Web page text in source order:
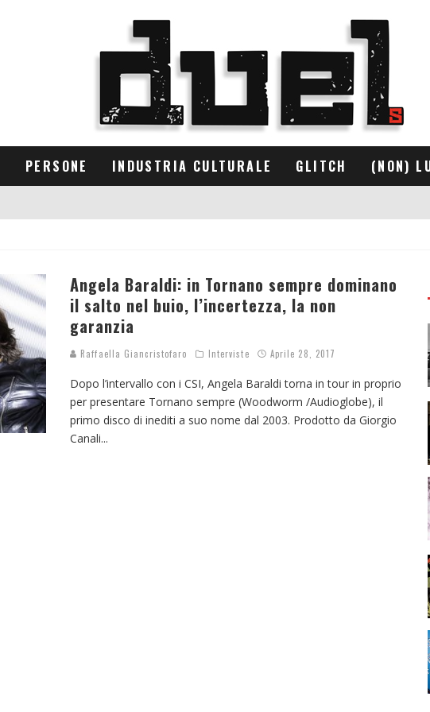
PERSONE INDUSTRIA CULTURALE GLITCH (NON)
Angela Baraldi: in Tornano sempre dominano
il salto nel buio, l’incertezza, la non
garanzia
Raffaella Giancristofaro Interviste Aprile 28, 2017
Dopo l’intervallo con i CSI, Angela Baraldi torna in tour in proprio
per presentare Tornano sempre (Woodworm /Audioglobe), il
primo disco di inediti a suo nome dal 2003. Prodotto da Giorgio
Canali...